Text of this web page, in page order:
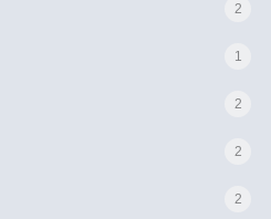
2
1
2
2
2